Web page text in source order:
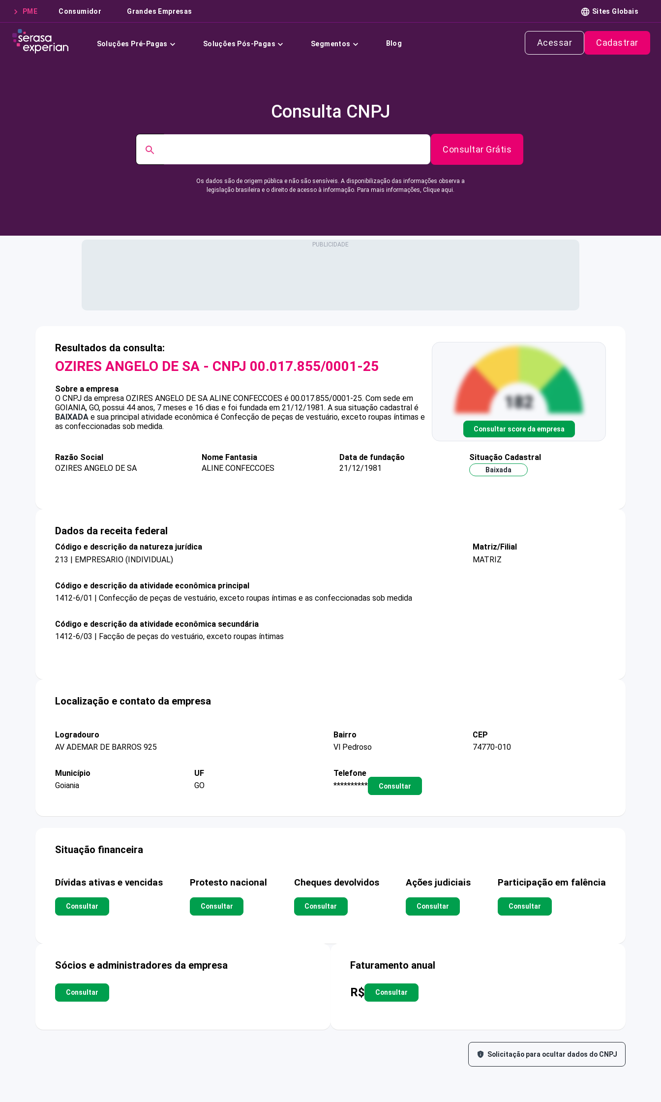
PME Consumidor Grandes Empresas Sites Globais
Soluções Pré-Pagas Soluções Pós-Pagas Segmentos Blog Acessar Cadastrar
Consulta CNPJ
Consultar Grátis
Os dados são de origem pública e não são sensíveis. A disponibilização das informações observa a
legislação brasileira e o direito de acesso à informação. Para mais informações, Clique aqui.
Resultados da consulta:
OZIRES ANGELO DE SA - CNPJ 00.017.855/0001-25
Sobre a empresa
O CNPJ da empresa OZIRES ANGELO DE SA ALINE CONFECCOES é 00.017.855/0001-25. Com sede em
GOIANIA, GO, possui 44 anos, 7 meses e 16 dias e foi fundada em 21/12/1981. A sua situação cadastral é
BAIXADA e sua principal atividade econômica é Confecção de peças de vestuário, exceto roupas íntimas e
as confeccionadas sob medida.
Consultar score da empresa
Razão Social
OZIRES ANGELO DE SA
Nome Fantasia
ALINE CONFECCOES
Data de fundação
21/12/1981
Situação Cadastral
Baixada
Dados da receita federal
Código e descrição da natureza jurídica
213 | EMPRESARIO (INDIVIDUAL)
Matriz/Filial
MATRIZ
Código e descrição da atividade econômica principal
1412-6/01 | Confecção de peças de vestuário, exceto roupas íntimas e as confeccionadas sob medida
Código e descrição da atividade econômica secundária
1412-6/03 | Facção de peças do vestuário, exceto roupas íntimas
Localização e contato da empresa
Logradouro
AV ADEMAR DE BARROS 925
Bairro
Vl Pedroso
CEP
74770-010
Município
Goiania
UF
GO
Telefone
**********
Consultar
Situação financeira
Dívidas ativas e vencidas
Consultar
Protesto nacional
Consultar
Cheques devolvidos
Consultar
Ações judiciais
Consultar
Participação em falência
Consultar
Sócios e administradores da empresa
Consultar
Faturamento anual
R$ Consultar
Solicitação para ocultar dados do CNPJ